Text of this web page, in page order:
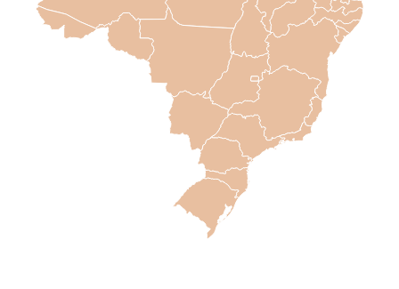
importante ressaltar que as condições podem
ser consultadas pelo WhatsApp (11) 95034.9481.
Tempos estimados de entrega
Nossos produtos estão disponíveis em nosso
centro de distribuição, prontos para embarque
em um dia útil após confirmação do pedido.
Eventualmente, atrasos podem ocorrer em
períodos de pico, mas quando isso ocorre
comunicamos nossos clientes imediatamente.